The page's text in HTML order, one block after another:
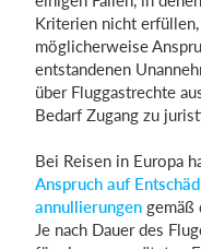
Kriterien nicht
möglicherweise
entstandenen
über Fluggastrechte
Bedarf Zugang zu
Bei Reisen in Europa
Anspruch auf
annullierungen gemäß
Je nach Dauer des